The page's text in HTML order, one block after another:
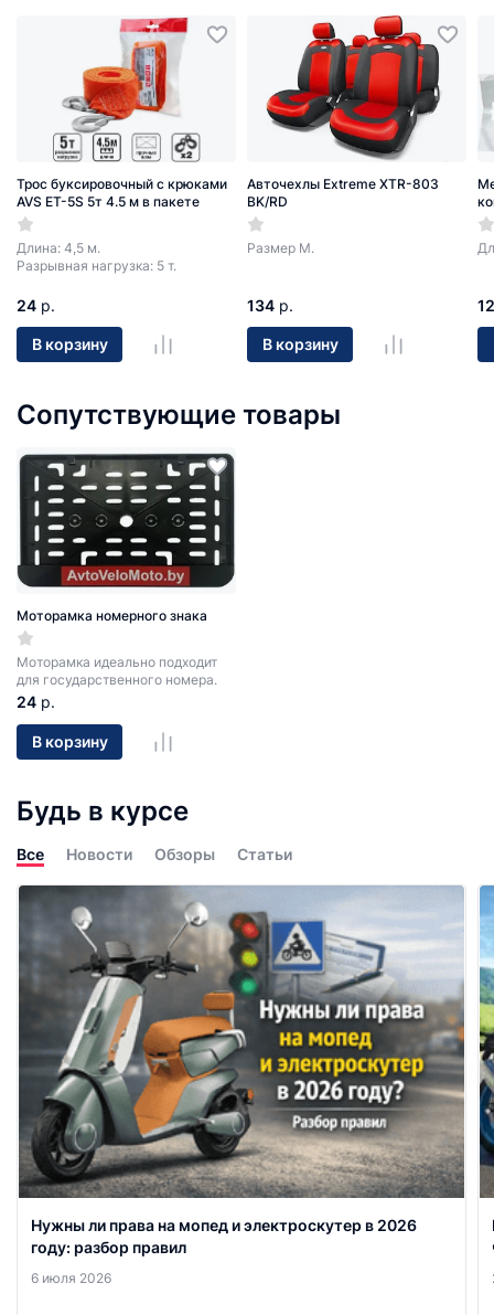
Трос буксировочный с крюками
AVS ET-5S 5т 4.5 м в пакете
Длина: 4,5 м.
Разрывная нагрузка: 5 т.
24 р.
В корзину
Авточехлы Extreme XTR-803
BK/RD
Размер М.
134 р.
В корзину
12
Сопутствующие товары
Моторамка номерного знака
Моторамка идеально подходит
для государственного номера.
24 р.
В корзину
Будь в курсе
Все Новости Обзоры Статьи
Нужны ли права на мопед и электроскутер в 2026
году: разбор правил
6 июля 2026